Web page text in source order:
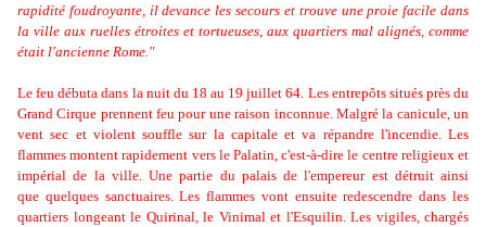
rapidité foudroyante, il devance les secours et trouve une proie facile dans
la ville aux ruelles étroites et tortueuses, aux quartiers mal alignés, comme
était l'ancienne Rome."
Le feu débuta dans la nuit du 18 au 19 juillet 64. Les entrepôts situés près du
Grand Cirque prennent feu pour une raison inconnue. Malgré la canicule, un
vent sec et violent souffle sur la capitale et va répandre l'incendie. Les
flammes montent rapidement vers le Palatin, c'est-à-dire le centre religieux et
impérial de la ville. Une partie du palais de l'empereur est détruit ainsi
que quelques sanctuaires. Les flammes vont ensuite redescendre dans les
quartiers longeant le Quirinal, le Vinimal et l'Esquilin. Les vigiles, chargés